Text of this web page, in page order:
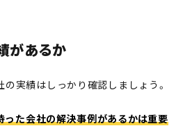
があるか
実績はしっかり確認しましょう。
った会社の解決事例があるかは重要